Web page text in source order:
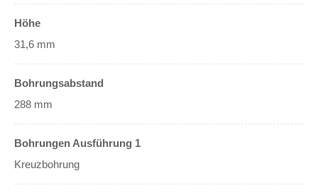
Höhe
31,6 mm
Bohrungsabstand
288 mm
Bohrungen Ausführung 1
Kreuzbohrung